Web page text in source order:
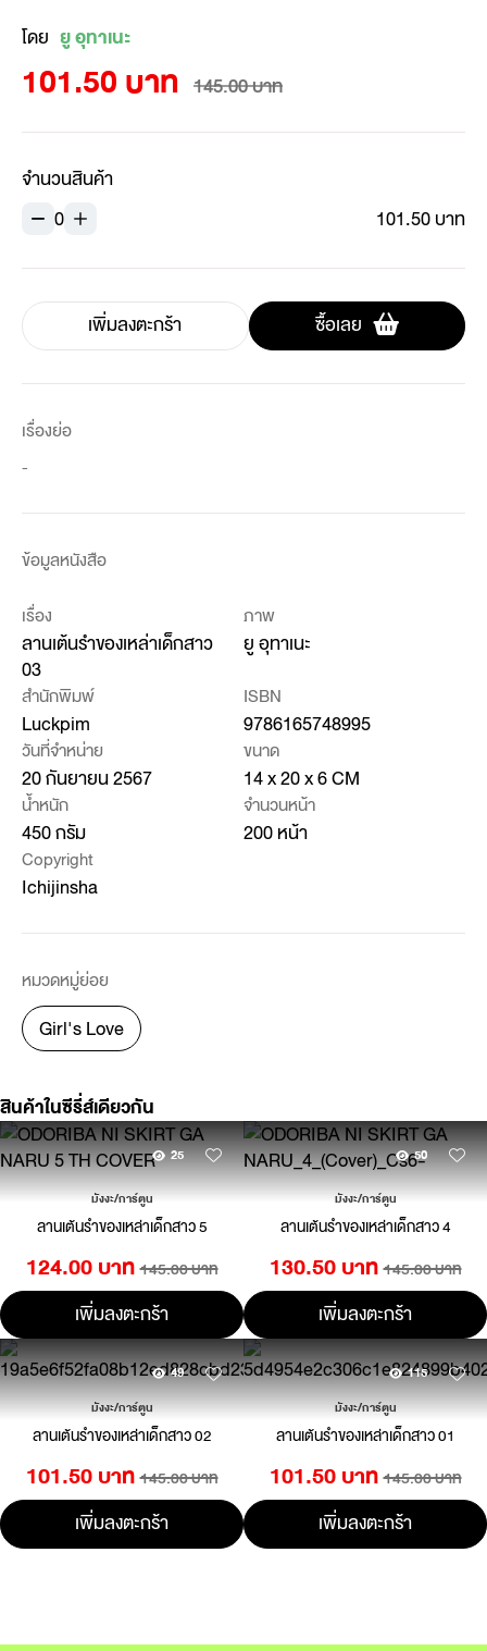
โดย ยู อุทาเนะ
101.50 บาท 145.00 บาท
จำนวนสินค้า
0
101.50 บาท
เพิ่มลงตะกร้า ซื้อเลย
เรื่องย่อ
-
ข้อมูลหนังสือ
เรื่อง
ลานเต้นรำของเหล่าเด็กสาว
03
ภาพ
ยู อุทาเนะ
สำนักพิมพ์
Luckpim
ISBN
9786165748995
วันที่จำหน่าย
20 กันยายน 2567
ขนาด
14 x 20 x 6 CM
น้ำหนัก
450 กรัม
จำนวนหน้า
200 หน้า
Copyright
Ichijinsha
หมวดหมู่ย่อย
Girl's Love
สินค้าในซีรี่ส์เดียวกัน
25
มังงะ/การ์ตูน
ลานเต้นรำของเหล่าเด็กสาว 5
124.00 บาท 145.00 บาท
เพิ่มลงตะกร้า
50
มังงะ/การ์ตูน
ลานเต้นรำของเหล่าเด็กสาว 4
130.50 บาท 145.00 บาท
เพิ่มลงตะกร้า
49
มังงะ/การ์ตูน
ลานเต้นรำของเหล่าเด็กสาว 02
101.50 บาท 145.00 บาท
เพิ่มลงตะกร้า
115
มังงะ/การ์ตูน
ลานเต้นรำของเหล่าเด็กสาว 01
101.50 บาท 145.00 บาท
เพิ่มลงตะกร้า